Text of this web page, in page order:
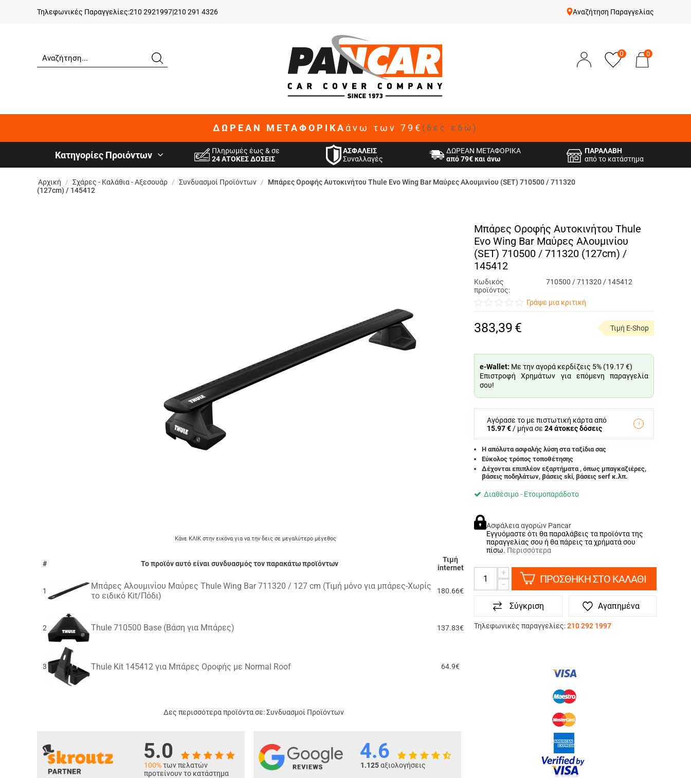
Τηλεφωνικές Παραγγελίες:210 2921997|210 291 4326 Αναζήτηση Παραγγελίας
0 0
ΔΩΡΕΑΝ ΜΕΤΑΦΟΡΙΚΑ άνω των 79€ (δες εδώ)
Κατηγορίες Προιόντων
Πληρωμές έως & σε
24 ΑΤΟΚΕΣ ΔΟΣΕΙΣ
ΑΣΦΑΛΕΙΣ
Συναλλαγές
ΔΩΡΕΑΝ ΜΕΤΑΦΟΡΙΚΑ
από 79€ και άνω
ΠΑΡΑΛΑΒΗ
από το κατάστημα
Αρχική / Σχάρες - Καλάθια - Αξεσουάρ / Συνδυασμοί Προϊόντων /
Μπάρες Οροφής Αυτοκινήτου Thule Evo Wing Bar Μαύρες Αλουμινίου (SET) 710500 / 711320
(127cm) / 145412
Κάνε ΚΛΙΚ στην εικόνα για να την δεις σε μεγαλύτερο μέγεθος
# Το προϊόν αυτό είναι συνδυασμός τον παρακάτω προϊόντων
Τιμή
internet
1
Μπάρες Αλουμινίου Μαύρες Thule Wing Bar 711320 / 127 cm (Τιμή μόνο για μπάρες-Χωρίς
το ειδικό Κit/Πόδι)
180.66€
2 Thule 710500 Base (Βάση για Μπάρες) 137.83€
3 Thule Kit 145412 για Μπάρες Οροφής με Normal Roof 64.9€
Μπάρες Οροφής Αυτοκινήτου Thule
Evo Wing Bar Μαύρες Αλουμινίου
(SET) 710500 / 711320 (127cm) /
145412
Κωδικός
προϊόντος:
710500 / 711320 / 145412
Γράψε μια κριτική
383,39 € Τιμή E-Shop
e-Wallet: Με την αγορά κερδίζεις 5% (19.17 €)
Επιστροφή Χρημάτων για επόμενη παραγγελία
σου!
Αγόρασε το με πιστωτική κάρτα από
15.97 € / μήνα σε 24 άτοκες δόσεις
Η απόλυτα ασφαλής λύση στα ταξίδια σας
Εύκολος τρόπος τοποθέτησης
Δέχονται επιπλέον εξαρτήματα , όπως μπαγκαζιέρες,
βάσεις ποδηλάτων, βάσεις ski, βάσεις serf κ.λπ.
Διαθέσιμο - Ετοιμοπαράδοτο
Ασφάλεια αγορών Pancar
Εγγυόμαστε ότι θα παραλάβεις τα προϊόντα της
παραγγελίας σου ή θα πάρεις τα χρήματά σου
πίσω. Περισσότερα
+
−
ΠΡΟΣΘΗΚΗ ΣΤΟ ΚΑΛΑΘΙ
Σύγκριση Αγαπημένα
Τηλεφωνικές παραγγελίες:210 292 1997
Δες περισσότερα προϊόντα σε:Συνδυασμοί Προϊόντων
5.0
100%των πελατών
προτείνουν το κατάστημα
4.6
1.125αξιολογήσεις